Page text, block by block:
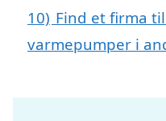
10) Find et firma
varmepumper i